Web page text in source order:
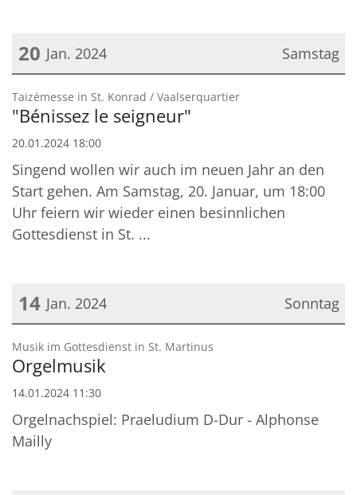
Samstag
20 Jan. 2024
Datum: 20. Januar 2024
Taizémesse in St. Konrad / Vaalserquartier:
"Bénissez le seigneur"
20.01.2024 18:00
Singend wollen wir auch im neuen Jahr an den
Start gehen. Am Samstag, 20. Januar, um 18:00
Uhr feiern wir wieder einen besinnlichen
Gottesdienst in St. ...
Sonntag
14 Jan. 2024
Datum: 14. Januar 2024
Musik im Gottesdienst in St. Martinus
Orgelmusik
14.01.2024 11:30
Orgelnachspiel: Praeludium D-Dur - Alphonse
Mailly